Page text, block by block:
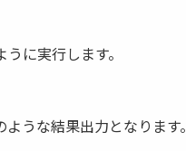
に実行します。
うな結果出力となります。